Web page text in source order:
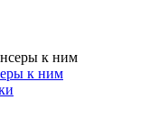
к ним